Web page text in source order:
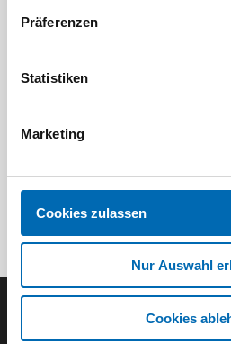
Präferenzen
Statistiken
Marketing
Cookies zulassen
Nur Auswahl
Cookies
Der ODÖRFER